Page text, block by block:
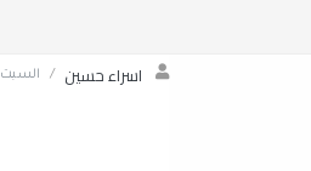
اسراء حسين / السبت 06 حزيران 2026